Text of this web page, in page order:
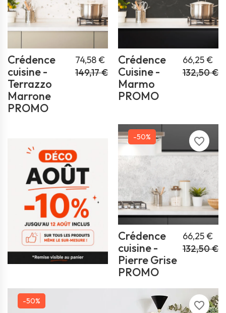
Crédence
cuisine -
Terrazzo
Marrone
PROMO
74,58 €
149,17 €
Crédence
Cuisine -
Marmo
PROMO
66,25 €
132,50 €
favorite_border
-50%
favorite_border
Crédence
cuisine -
Pierre Grise
PROMO
66,25 €
132,50 €
-50%